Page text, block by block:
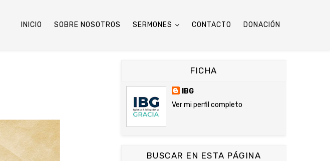
INICIO SOBRE NOSOTROS SERMONES CONTACTO DONACIÓN
FICHA
IBG
Ver mi perfil completo
BUSCAR EN ESTA PÁGINA